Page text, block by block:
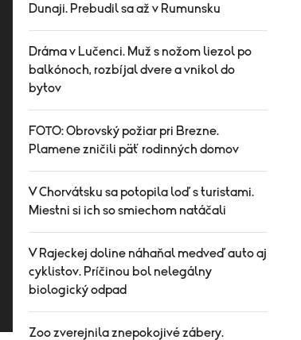
Dunaji. Prebudil sa až v Rumunsku
Dráma v Lučenci. Muž s nožom liezol po
balkónoch, rozbíjal dvere a vnikol do
bytov
FOTO: Obrovský požiar pri Brezne.
Plamene zničili päť rodinných domov
V Chorvátsku sa potopila loď s turistami.
Miestni si ich so smiechom natáčali
V Rajeckej doline náhaňal medveď auto aj
cyklistov. Príčinou bol nelegálny
biologický odpad
Zoo zverejnila znepokojivé zábery.